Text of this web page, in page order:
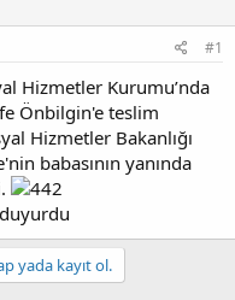
#1
Hizmetler Kurumu’nda
Önbilgin'e teslim
Hizmetler Bakanlığı
babasının yanında
duyurdu
yada kayıt ol.